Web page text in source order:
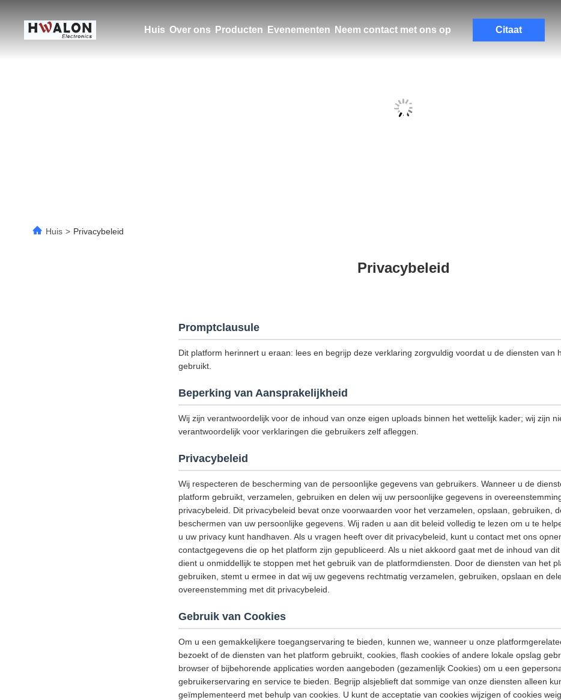
Huis Over ons Producten Evenementen Neem contact met ons op Citaat
Privacybeleid
Huis > Privacybeleid
Privacybeleid
Promptclausule
Dit platform herinnert u eraan: lees en begrijp deze verklaring zorgvuldig voordat u de diensten van
gebruikt.
Beperking van Aansprakelijkheid
Wij zijn verantwoordelijk voor de inhoud van onze eigen uploads binnen het wettelijk kader; wij zijn
verantwoordelijk voor verklaringen die gebruikers zelf afleggen.
Privacybeleid
Wij respecteren de bescherming van de persoonlijke gegevens van gebruikers. Wanneer u de
platform gebruikt, verzamelen, gebruiken en delen wij uw persoonlijke gegevens in
privacybeleid. Dit privacybeleid bevat onze voorwaarden voor het verzamelen, opslaan, gebruiken,
beschermen van uw persoonlijke gegevens. Wij raden u aan dit beleid volledig te lezen om u te
u uw privacy kunt handhaven. Als u vragen heeft over dit privacybeleid, kunt u contact met ons
contactgegevens die op het platform zijn gepubliceerd. Als u niet akkoord gaat met de inhoud van dit
dient u onmiddellijk te stoppen met het gebruik van de platformdiensten. Door de diensten van het
gebruiken, stemt u ermee in dat wij uw gegevens rechtmatig verzamelen, gebruiken, opslaan en
overeenstemming met dit privacybeleid.
Gebruik van Cookies
Om u een gemakkelijkere toegangservaring te bieden, kunnen we, wanneer u onze
bezoekt of de diensten van het platform gebruikt, cookies, flash cookies of andere lokale opslag
browser of bijbehorende applicaties worden aangeboden (gezamenlijk Cookies) om u een
gebruikerservaring en service te bieden. Begrijp alsjeblieft dat sommige van onze diensten alleen
geïmplementeerd met behulp van cookies. U kunt de acceptatie van cookies wijzigen of cookies